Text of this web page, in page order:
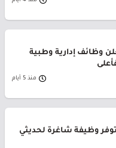
وظائف إدارية وطبية
منذ 5 أيام
وظيفة شاغرة لحديثي